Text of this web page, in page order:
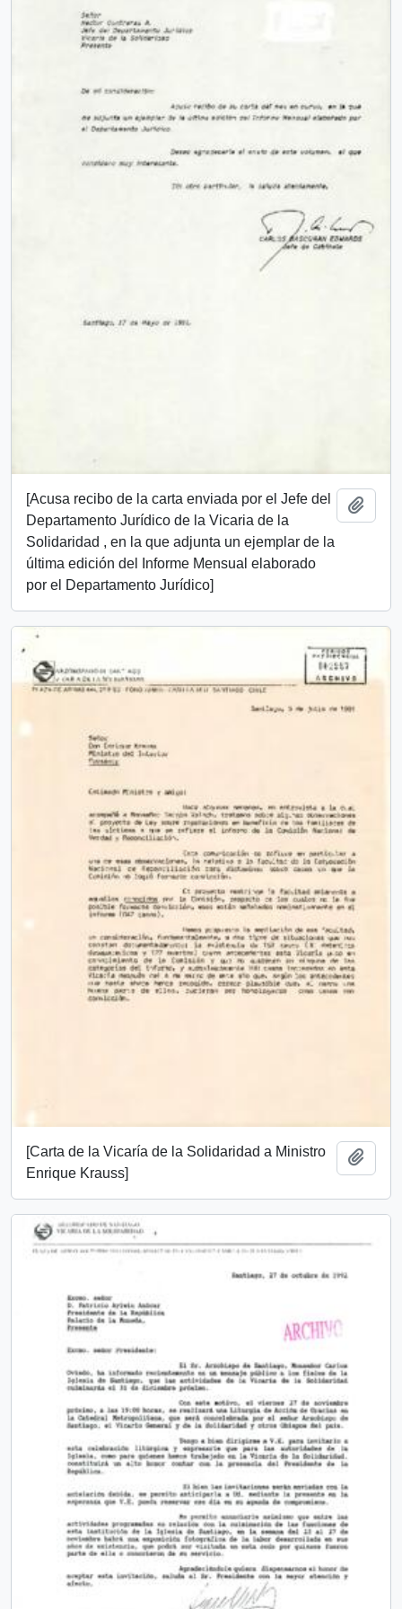
[Acusa recibo de la carta enviada por el Jefe del
Departamento Jurídico de la Vicaria de la
Solidaridad , en la que adjunta un ejemplar de la
última edición del Informe Mensual elaborado
por el Departamento Jurídico]
[Carta de la Vicaría de la Solidaridad a Ministro
Enrique Krauss]